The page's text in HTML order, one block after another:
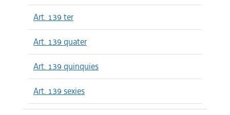
Art. 139 ter
Art. 139 quater
Art. 139 quinquies
Art. 139 sexies